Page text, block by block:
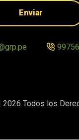
Enviar
2026 Todos los